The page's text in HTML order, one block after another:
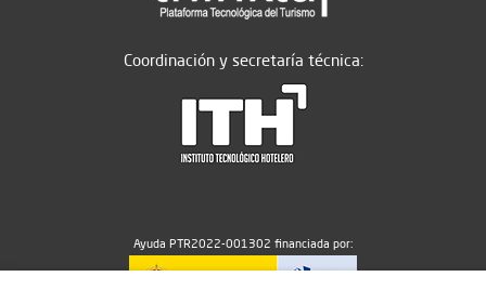
Coordinación y secretaría técnica:
Ayuda PTR2022-001302 financiada por: